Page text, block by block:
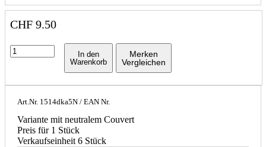
CHF 9.50
In den
Warenkorb
Merken
Vergleichen
Art.Nr. 1514dka5N / EAN Nr.
Variante mit neutralem Couvert
Preis für 1 Stück
Verkaufseinheit 6 Stück